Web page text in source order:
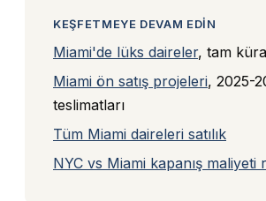
KEŞFETMEYE DEVAM EDIN
Miami'de lüks daireler, tam
Miami ön satış projeleri, 2025-
teslimatları
Tüm Miami daireleri satılık
NYC vs Miami kapanış maliyeti